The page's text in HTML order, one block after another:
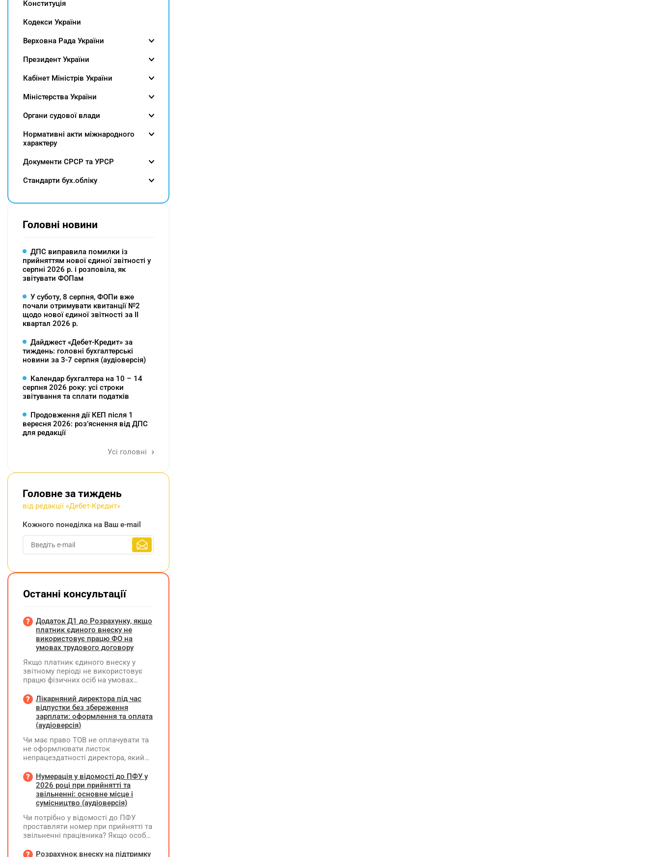
Конституція
Кодекси України
Верховна Рада України
Президент України
Кабінет Міністрів України
Міністерства України
Органи судової влади
Нормативні акти міжнародного
характеру
Документи СРСР та УРСР
Cтандарти бух.обліку
Головні новини
ДПС виправила помилки із
прийняттям нової єдиної звітності у
серпні 2026 р. і розповіла, як
звітувати ФОПам
У суботу, 8 серпня, ФОПи вже
почали отримувати квитанції №2
щодо нової єдиної звітності за ІІ
квартал 2026 р.
Дайджест «Дебет-Кредит» за
тиждень: головні бухгалтерські
новини за 3-7 серпня (аудіоверсія)
Календар бухгалтера на 10 – 14
серпня 2026 року: усі строки
звітування та сплати податків
Продовження дії КЕП після 1
вересня 2026: розʼяснення від ДПС
для редакції
Усі головні
Головне за тиждень
від редакції «Дебет-Кредит»
Кожного понеділка на Ваш e-mail
Останні консультації
Додаток Д1 до Розрахунку, якщо
платник єдиного внеску не
використовує працю ФО на
умовах трудового договору
Якщо платник єдиного внеску у
звітному періоді не використовує
працю фізичних осіб на умовах
на інших умовах, передбачених
законодавством, Додаток Д1/
Додаток ФІЗ-Д1 за відповідний
період не подається
Лікарняний директора під час
відпустки без збереження
зарплати: оформлення та оплата
(аудіоверсія)
Чи має право ТОВ не оплачувати та
не оформлювати листок
непрацездатності директора, який
збереження заробітної плати під час
призупинення діяльності
підприємства?
Нумерація у відомості до ПФУ у
2026 році при прийнятті та
звільненні: основне місце і
сумісництво (аудіоверсія)
Чи потрібно у відомості до ПФУ
проставляти номер при прийнятті та
звільненні працівника? Якщо особа
місцем роботи та за сумісництвом,
Розрахунок внеску на підтримку